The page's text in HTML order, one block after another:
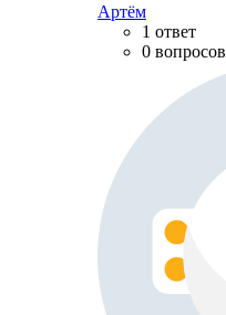
Артём
1 ответ
0 вопросов